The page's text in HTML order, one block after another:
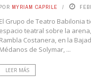
POR MYRIAM CAPRILE
El Grupo de Teatro Babilonia
espacio teatral sobre la
Rambla Costanera, en la
Médanos de Solymar, ...
LEER MÁS